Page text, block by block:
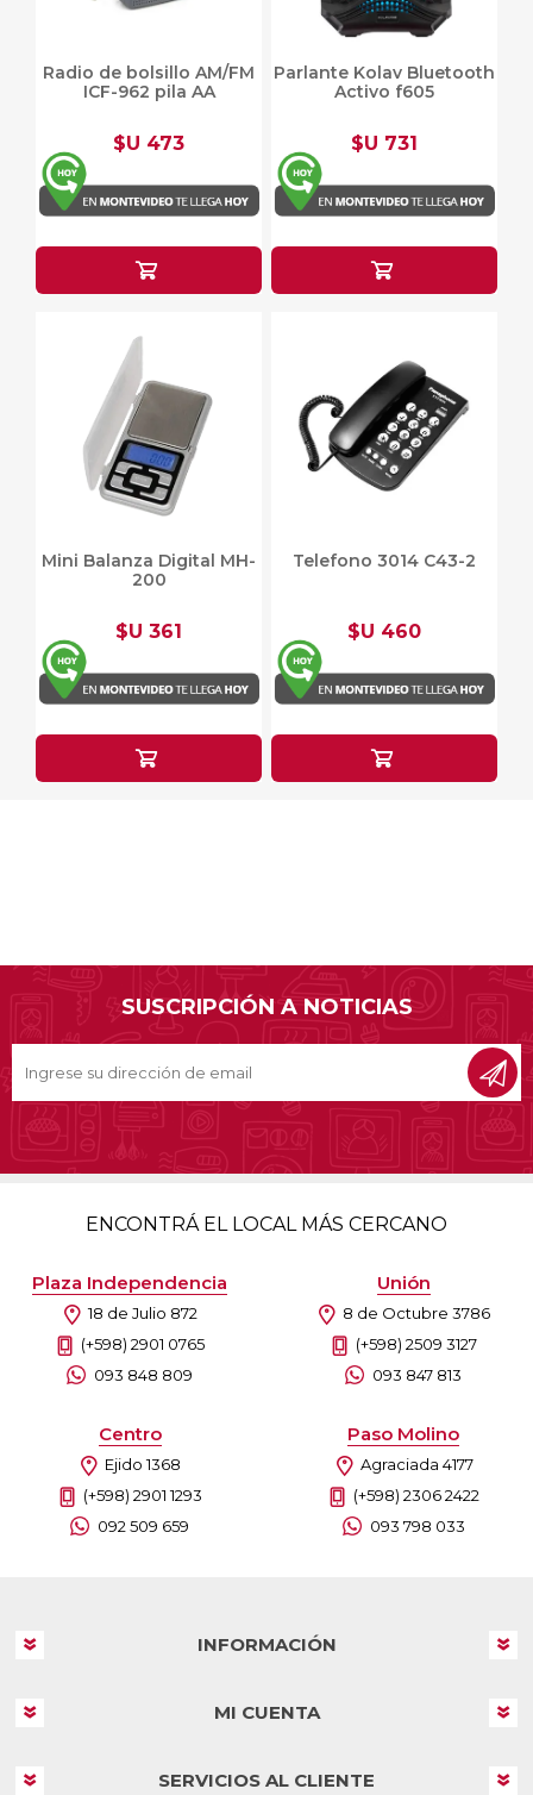
Radio de bolsillo AM/FM
ICF-962 pila AA
$U 473
Parlante Kolav Bluetooth
Activo f605
$U 731
Mini Balanza Digital MH-
200
$U 361
Telefono 3014 C43-2
$U 460
SUSCRIPCIÓN A NOTICIAS
ENCONTRÁ EL LOCAL MÁS CERCANO
Plaza Independencia
18 de Julio 872
(+598) 2901 0765
093 848 809
Unión
8 de Octubre 3786
(+598) 2509 3127
093 847 813
Centro
Ejido 1368
(+598) 2901 1293
092 509 659
Paso Molino
Agraciada 4177
(+598) 2306 2422
093 798 033
INFORMACIÓN
MI CUENTA
SERVICIOS AL CLIENTE